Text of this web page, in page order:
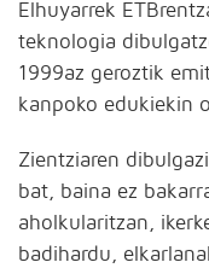
Elhuyarrek
teknologia
1999az geroztik
kanpoko edukiekin
Zientziaren
bat, baina ez
aholkularitzan,
badihardu,